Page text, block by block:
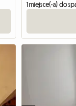
1 miejsce(-a) do